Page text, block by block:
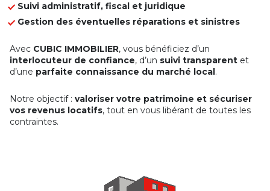
Suivi administratif, fiscal et juridique
Gestion des éventuelles réparations et sinistres
Avec CUBIC IMMOBILIER, vous bénéficiez d’un
interlocuteur de confiance, d’un suivi transparent et
d’une parfaite connaissance du marché local .
Notre objectif : valoriser votre patrimoine et sécuriser
vos revenus locatifs, tout en vous libérant de toutes les
contraintes.